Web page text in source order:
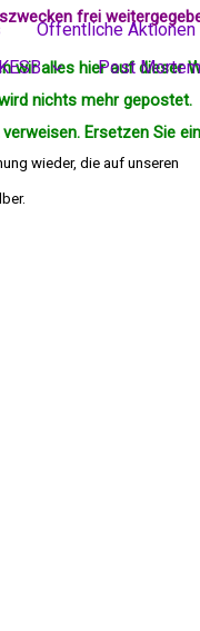
Öffentliche Aktionen
Post
frei
wir alles hier auf dieser
nichts mehrgepostet.
Ersetzen Sie
wieder, die auf unseren